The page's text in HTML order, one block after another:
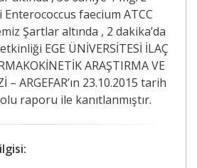
faecium ATCC
Şartlar altında , 2 dakika’da
EGE ÜNİVERSİTESİ İLAÇ
ARAŞTIRMA VE
– ARGEFAR’ın 23.10.2015 tarih
raporu ile kanıtlanmıştır.